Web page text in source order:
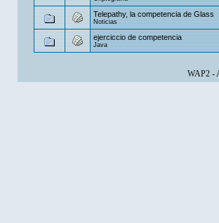
Telepathy, la competencia de Glass
Noticias
ejerciccio de competencia
Java
WAP2-